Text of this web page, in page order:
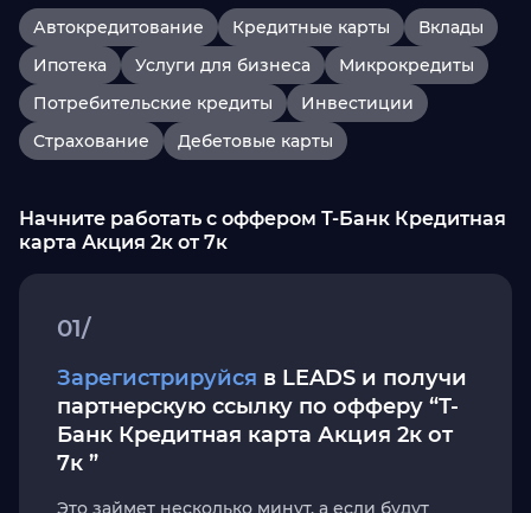
Автокредитование Кредитные карты
Вклады
Ипотека
Услуги для бизнеса
Микрокредиты
Потребительские кредиты
Инвестиции
Страхование
Дебетовые карты
Начните работать с оффером Т-Банк Кредитная
карта Акция 2к от 7к
01/
Зарегистрируйся в LEADS и получи
партнерскую ссылку по офферу “Т-
Банк Кредитная карта Акция 2к от
7к ”
Это займет несколько минут, а если будут